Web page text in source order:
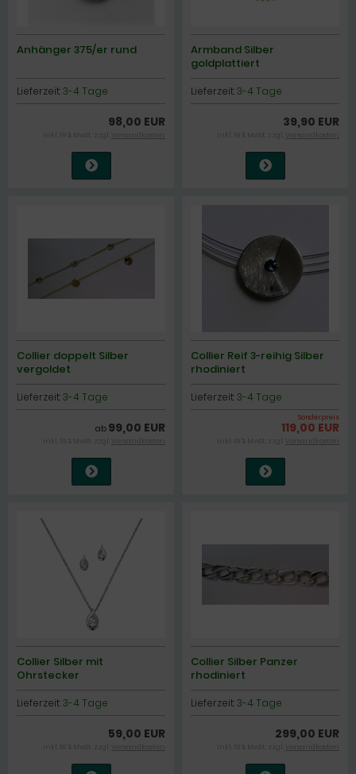
Anhänger 375/er rund
Lieferzeit:3-4 Tage
98,00 EUR
inkl. 19 % MwSt. zzgl. Versandkosten
Armband Silber
goldplattiert
Lieferzeit:3-4 Tage
39,90 EUR
inkl. 19 % MwSt. zzgl. Versandkosten
Collier doppelt Silber
vergoldet
Lieferzeit:3-4 Tage
ab 99,00 EUR
inkl. 19 % MwSt. zzgl. Versandkosten
Collier Reif 3-reihig Silber
rhodiniert
Lieferzeit:3-4 Tage
Sonderpreis
119,00 EUR
inkl. 19 % MwSt. zzgl. Versandkosten
Collier Silber mit
Ohrstecker
Lieferzeit:3-4 Tage
59,00 EUR
inkl. 19 % MwSt. zzgl. Versandkosten
Collier Silber Panzer
rhodiniert
Lieferzeit:3-4 Tage
299,00 EUR
inkl. 19 % MwSt. zzgl. Versandkosten